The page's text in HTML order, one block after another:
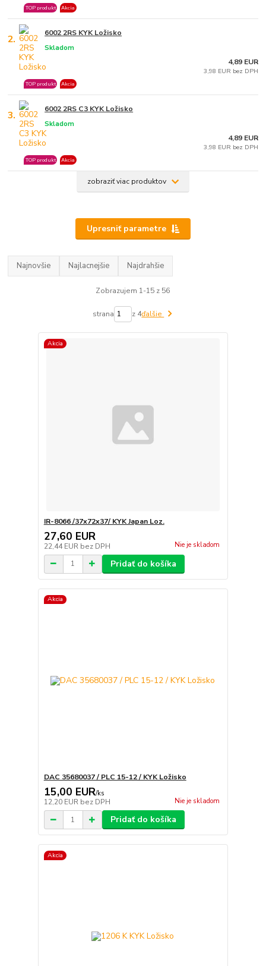
TOP produkt Akcia
2. 6002 2RS KYK Ložisko
Skladom
TOP produkt Akcia
4,89 EUR
3,98 EUR bez DPH
3. 6002 2RS C3 KYK Ložisko
Skladom
TOP produkt Akcia
4,89 EUR
3,98 EUR bez DPH
zobraziť viac produktov
Upresniť parametre
Najnovšie Najlacnejšie Najdrahšie
Zobrazujem 1-15 z 56
strana z 4ďalšie
Akcia
IR-8066 /37x72x37/ KYK Japan Loz.
27,60 EUR
22,44 EUR bez DPH Nie je skladom
Pridať do košíka
Akcia
DAC 35680037 / PLC 15-12 / KYK Ložisko
15,00 EUR/ks
12,20 EUR bez DPH Nie je skladom
Pridať do košíka
Akcia